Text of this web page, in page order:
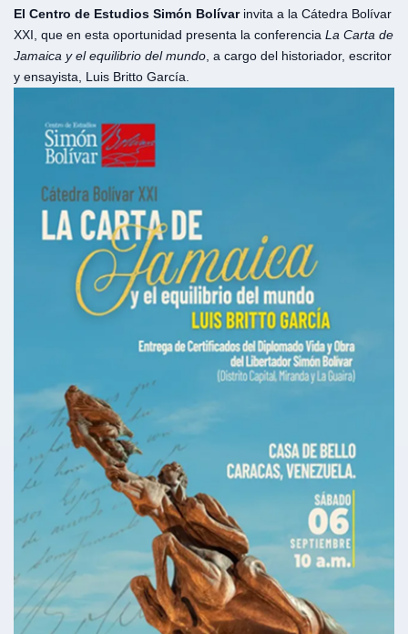
El Centro de Estudios Simón Bolívarinvita a la Cátedra Bolívar
XXI, que en esta oportunidad presenta la conferencia La Carta de
Jamaica y el equilibrio del mundo , a cargo del historiador, escritor
y ensayista, Luis Britto García.